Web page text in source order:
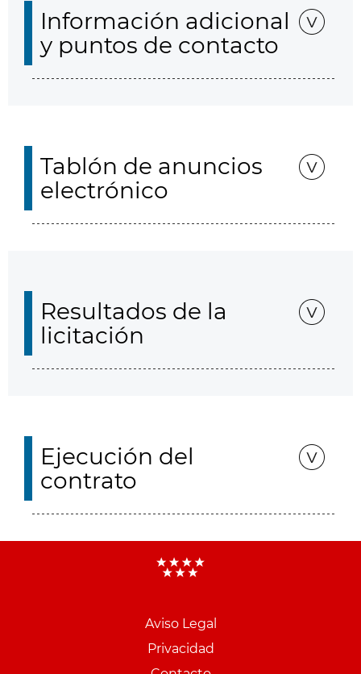
Información adicional
y puntos de contacto
Tablón de anuncios
electrónico
Resultados de la
licitación
Ejecución del
contrato
Aviso Legal
Privacidad